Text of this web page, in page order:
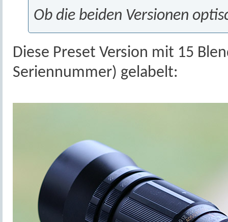
Ob die beiden Versionen
Diese Preset Version mit 15
Seriennummer) gelabelt: